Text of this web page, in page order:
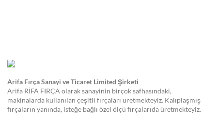
Arifa Fırça Sanayi ve Ticaret Limited Şirketi
Arifa RİFA FIRÇA olarak sanayinin birçok safhasındaki,
makinalarda kullanılan çeşitli fırçaları üretmekteyiz. Kalıplaşmış
fırçaların yanında, isteğe bağlı özel ölçü fırçalarıda üretmekteyiz.